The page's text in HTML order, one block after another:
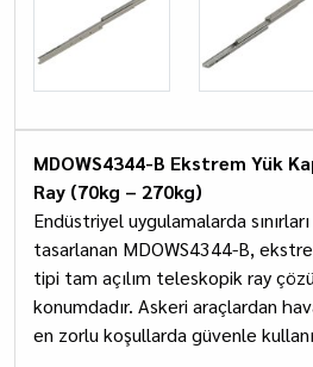
MDOWS4344-B Ekstrem Yük
Ray (70kg – 270kg)
Endüstriyel uygulamalarda
tasarlanan MDOWS4344-B,
tipi tam açılım teleskopik ray
konumdadır. Askeri araçlardan
en zorlu koşullarda güvenle